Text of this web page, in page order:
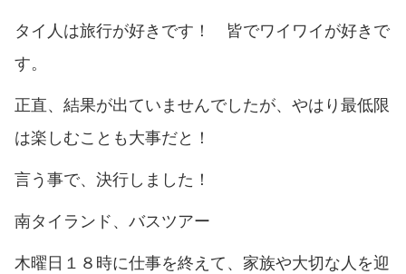
タイ人は旅行が好きです！ 皆でワイワイが好きで
す。
正直、結果が出ていませんでしたが、やはり最低限
は楽しむことも大事だと！
言う事で、決行しました！
南タイランド、バスツアー
木曜日１８時に仕事を終えて、家族や大切な人を迎